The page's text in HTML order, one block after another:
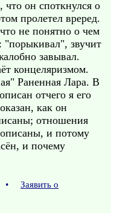
что он споткнулся о
пролетел вреред.
не понятно о чем
"порыкивал", звучит
завывал.
концеляризмом.
Раненная Лара. В
отчего я его
как он
отношения
и потому
и почему
•
Заявить о